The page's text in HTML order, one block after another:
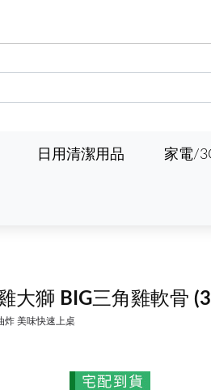
日用清潔用品 家電/
大獅 BIG三角雞軟骨
美味快速上桌